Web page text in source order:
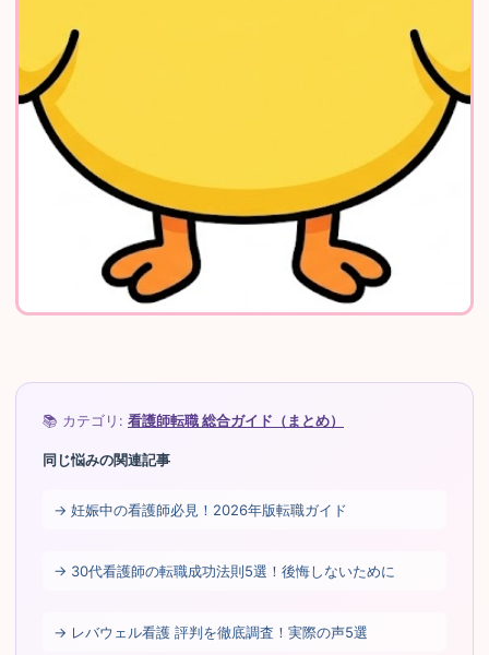
📚 カテゴリ: 看護師転職 総合ガイド（まとめ）
同じ悩みの関連記事
→ 妊娠中の看護師必見！2026年版転職ガイド
→ 30代看護師の転職成功法則5選！後悔しないために
→ レバウェル看護 評判を徹底調査！実際の声5選